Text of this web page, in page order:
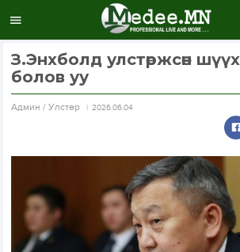
З.Энхболд улстөржсөн
болов уу
Aдмин / Улстөр 2026.06.04